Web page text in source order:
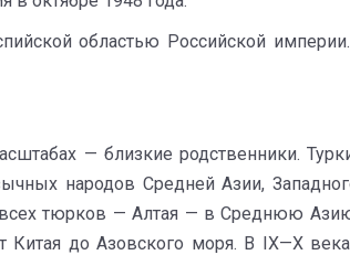
областью Российской
— близкие родственники.
народов Средней Азии,
тюрков — Алтая — в Среднюю
Китая до Азовского моря. В IX—X